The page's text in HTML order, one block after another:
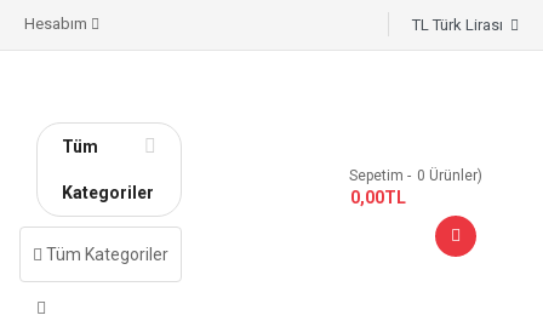
Hesabım
Tüm
Kategoriler
Tüm Kategoriler
Sepetim 0 Ürünler)
- 0,00TL